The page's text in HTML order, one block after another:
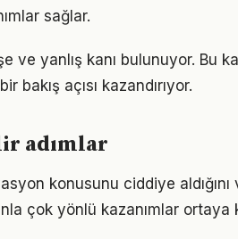
sağlar.
yanlış kanı bulunuyor. Bu
bakış açısı kazandırıyor.
adımlar
konusunu ciddiye aldığını
çok yönlü kazanımlar ortaya